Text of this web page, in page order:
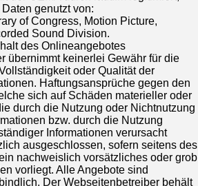
genutzt von:
of Congress, Motion Picture,
Sound Division.
des Onlineangebotes
übernimmt keinerlei Gewähr für die
oder Qualität der
Haftungsansprüche gegen den
sich auf Schäden materieller oder
durch die Nutzung oder Nichtnutzung
bzw. durch die Nutzung
Informationen verursacht
ausgeschlossen, sofern seitens des
nachweislich vorsätzliches oder grob
vorliegt. Alle Angebote sind
Der Webseitenbetreiber behält